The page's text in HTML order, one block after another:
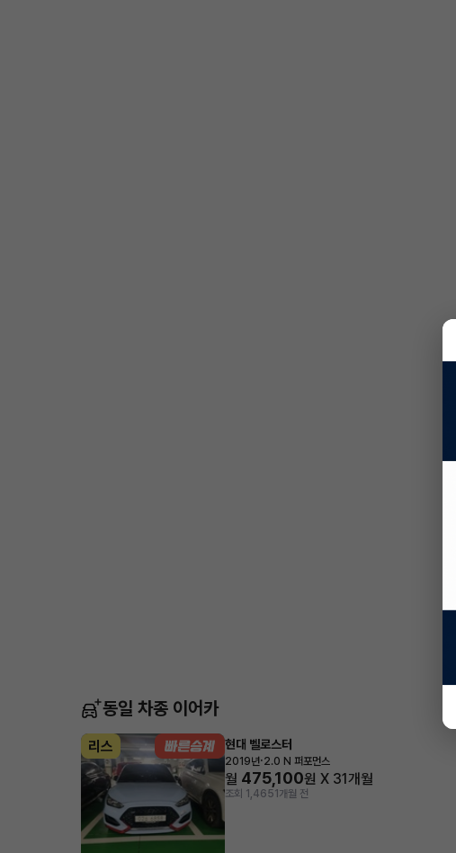
동일 차종 이어카
리스 현대 벨로스터
2019년·2.0 N 퍼포먼스
월 475,100원 X 31개월
조회 1,4651개월 전